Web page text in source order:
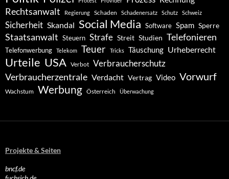
Rechtsanwalt Regierung Schaden Schadenersatz Schutz Schweiz
Sicherheit Skandal Social Media Software Spam Sperre
Staatsanwalt Steuern Strafe Streit Studien Telefonieren
Telefonwerbung Telekom Teuer Tricks Täuschung Urheberrecht
Urteile USA Verbot Verbraucherschutz
Verbraucherzentrale Verdacht Vertrag Video Vorwurf
Wachstum Werbung Österreich Überwachung
Projekte & Seiten
bncf.de